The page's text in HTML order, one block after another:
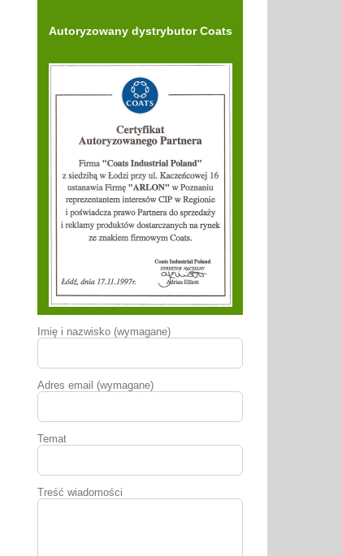
Autoryzowany dystrybutor Coats
Imię i nazwisko (wymagane)
Adres email (wymagane)
Temat
Treść wiadomości